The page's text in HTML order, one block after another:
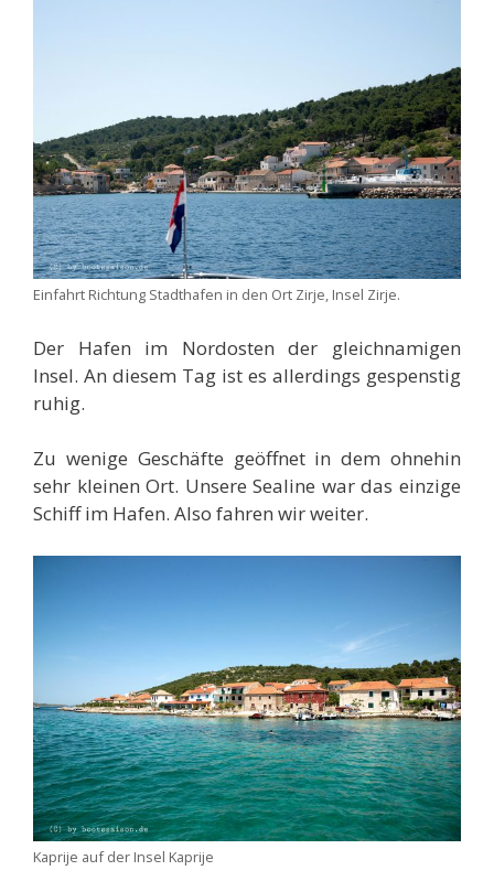
Einfahrt Richtung Stadthafen in den Ort Zirje, Insel Zirje.
Der Hafen im Nordosten der gleichnamigen
Insel. An diesem Tag ist es allerdings gespenstig
ruhig.
Zu wenige Geschäfte geöffnet in dem ohnehin
sehr kleinen Ort. Unsere Sealine war das einzige
Schiff im Hafen. Also fahren wir weiter.
Kaprije auf der Insel Kaprije